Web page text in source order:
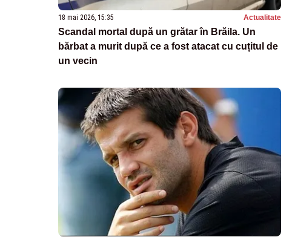
18 mai 2026, 15:35 Actualitate
Scandal mortal după un grătar în Brăila. Un
bărbat a murit după ce a fost atacat cu cuțitul de
un vecin